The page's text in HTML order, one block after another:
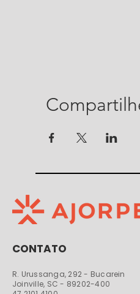
CONTATO
R. Urussanga, 292 - Bucarein
Joinville, SC - 89202-400​​